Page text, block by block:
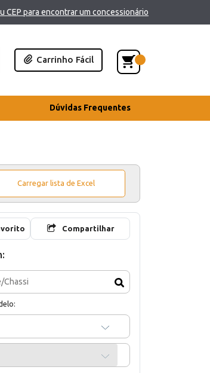
CEP para encontrar um concessionário
Carrinho Fácil
Dúvidas Frequentes
Carregar lista de Excel
Compartilhar